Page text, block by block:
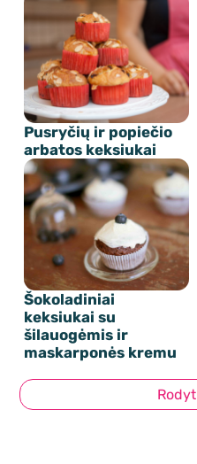
Pusryčių ir popiečio
arbatos keksiukai
Šokoladiniai
keksiukai su
šilauogėmis ir
maskarponės kremu